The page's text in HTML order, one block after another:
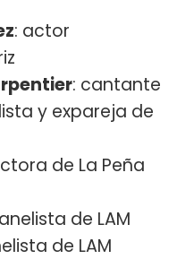
: actor
: cantante
y expareja de
de La Peña
de LAM
de LAM